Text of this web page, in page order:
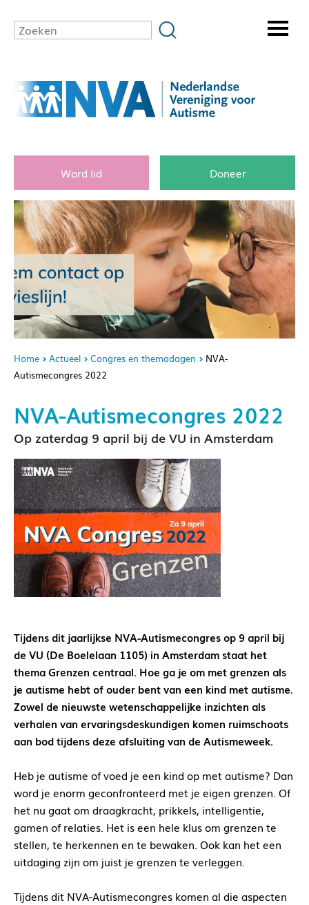
Word lid Doneer
Home Actueel Congres en themadagen
NVA-
Autismecongres 2022
NVA-Autismecongres 2022
Op zaterdag 9 april bij de VU in Amsterdam
Tijdens dit jaarlijkse NVA-Autismecongres op 9 april bij
de VU (De Boelelaan 1105) in Amsterdam staat het
thema Grenzen centraal. Hoe ga je om met grenzen als
je autisme hebt of ouder bent van een kind met autisme.
Zowel de nieuwste wetenschappelijke inzichten als
verhalen van ervaringsdeskundigen komen ruimschoots
aan bod tijdens deze afsluiting van de Autismeweek.
Heb je autisme of voed je een kind op met autisme? Dan
word je enorm geconfronteerd met je eigen grenzen. Of
het nu gaat om draagkracht, prikkels, intelligentie,
gamen of relaties. Het is een hele klus om grenzen te
stellen, te herkennen en te bewaken. Ook kan het een
uitdaging zijn om juist je grenzen te verleggen.
Tijdens dit NVA-Autismecongres komen al die aspecten